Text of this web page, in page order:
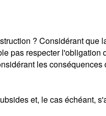
? Considérant
pas respecter
les
et, le cas échéant,